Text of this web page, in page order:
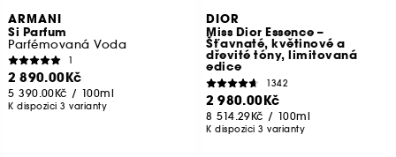
ARMANI
Si Parfum
Parfémovaná Voda
1
2 890.00Kč
5 390.00Kč / 100ml
K dispozici 3 varianty
DIOR
Miss Dior Essence –
Šťavnaté, květinové a
dřevité tóny, limitovaná
edice
1342
2 980.00Kč
8 514.29Kč / 100ml
K dispozici 3 varianty